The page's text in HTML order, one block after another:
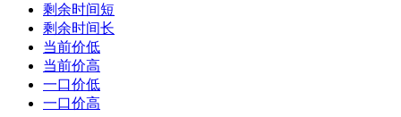
剩余时间短
剩余时间长
当前价低
当前价高
一口价低
一口价高